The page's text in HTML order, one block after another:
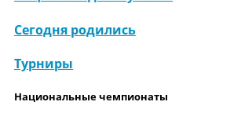
Сегодня родились
Турниры
Национальные чемпионаты